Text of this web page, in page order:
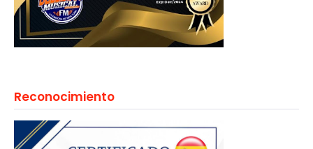
Reconocimiento